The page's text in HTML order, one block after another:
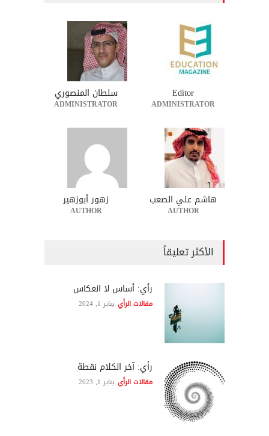
Editor
ADMINISTRATOR
سلطان المنصوري
ADMINISTRATOR
هاشم علي الصعب
AUTHOR
زهور أبوزهير
AUTHOR
الأكثر تعليقاً
رأي: أساس لا انعكاس
مقالات الرأي يناير 1, 2024
رأي: آخر الكلام نقطة
مقالات الرأي يناير 1, 2023